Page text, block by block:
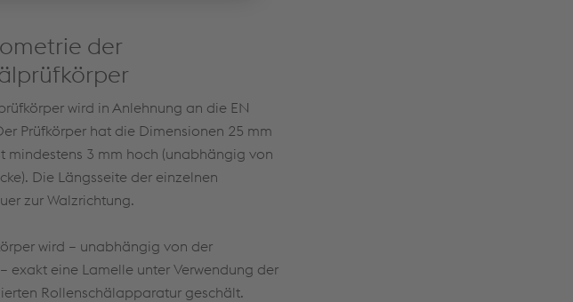
der
wird in Anlehnung an die EN
Prüfkörper hat die Dimensionen 25 mm
mindestens 3 mm hoch (unabhängig von
Die Längsseite der einzelnen
zur Walzrichtung.
wird – unabhängig von der
exakt eine Lamelle unter Verwendung der
Rollenschälapparatur geschält.